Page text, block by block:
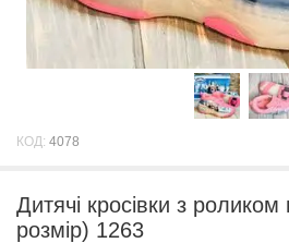
КОД: 4078
Дитячі кросівки з роликом
розмір) 1263